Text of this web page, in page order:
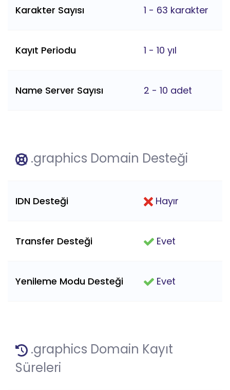
Karakter Sayısı 1 - 63 karakter
Kayıt Periodu 1 - 10 yıl
Name Server Sayısı 2 - 10 adet
.graphics Domain Desteği
IDN Desteği Hayır
Transfer Desteği Evet
Yenileme Modu Desteği Evet
.graphics Domain Kayıt
Süreleri